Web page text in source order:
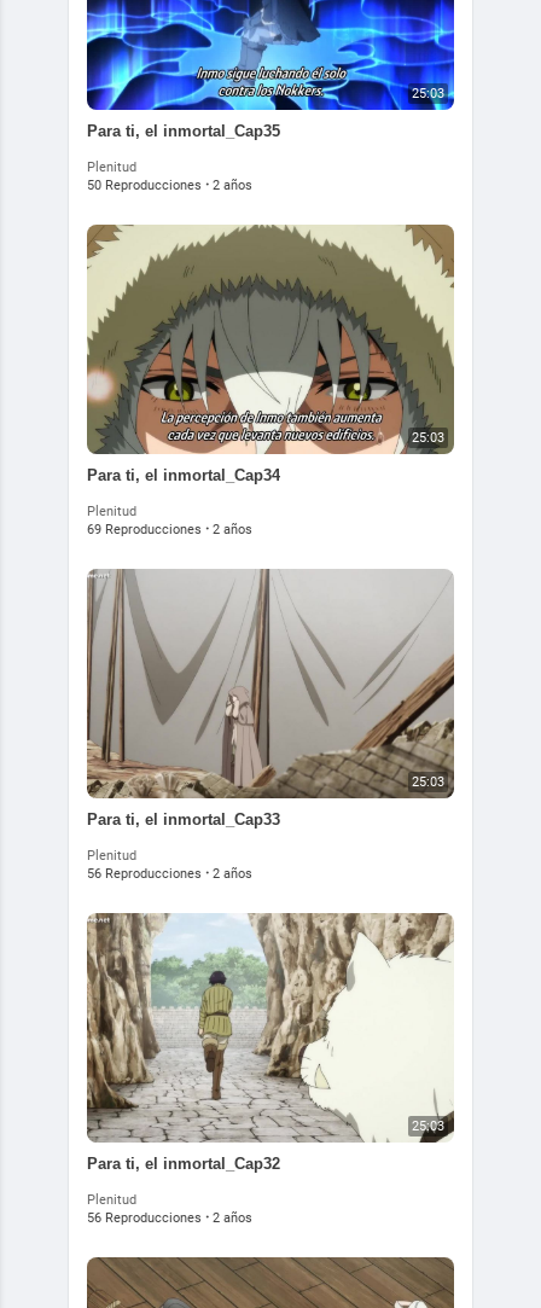
25:03
⁣Para ti, el inmortal_Cap35
Plenitud
50 Reproducciones · 2 años
25:03
Para ti, el inmortal_Cap34
Plenitud
69 Reproducciones · 2 años
25:03
Para ti, el inmortal_Cap33
Plenitud
56 Reproducciones · 2 años
25:03
Para ti, el inmortal_Cap32
Plenitud
56 Reproducciones · 2 años